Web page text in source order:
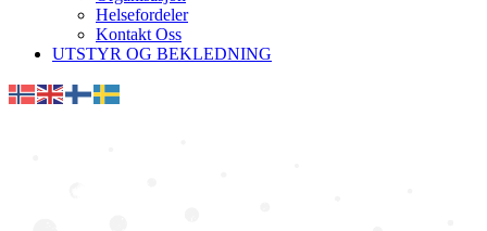
Helsefordeler
Kontakt Oss
UTSTYR OG BEKLEDNING